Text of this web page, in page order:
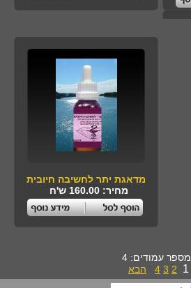
מדאגת יתר לחשיבה חיובית
מחיר: 160.00 ש'ח
מספר עמודים: 4
1
2
3
4 הבא